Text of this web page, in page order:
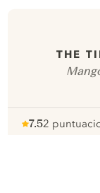
THE
7.5
pour
2